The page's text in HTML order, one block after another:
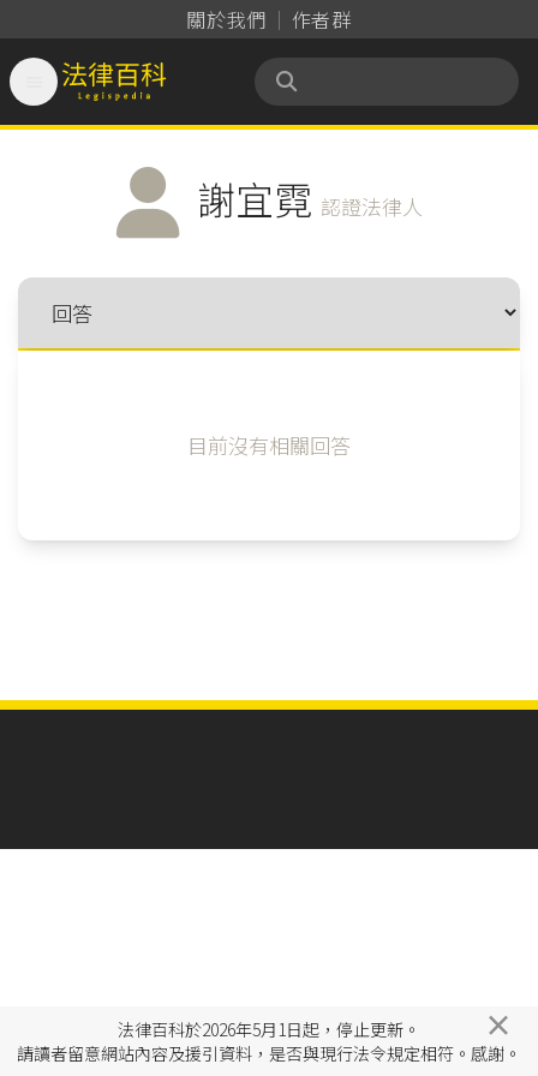
關於我們 作者群
法律百科 Legispedia
謝宜霓 認證法律人
目前沒有相關回答
法律百科於2026年5月1日起，停止更新。
請讀者留意網站內容及援引資料，是否與現行法令規定相符。感謝。
×